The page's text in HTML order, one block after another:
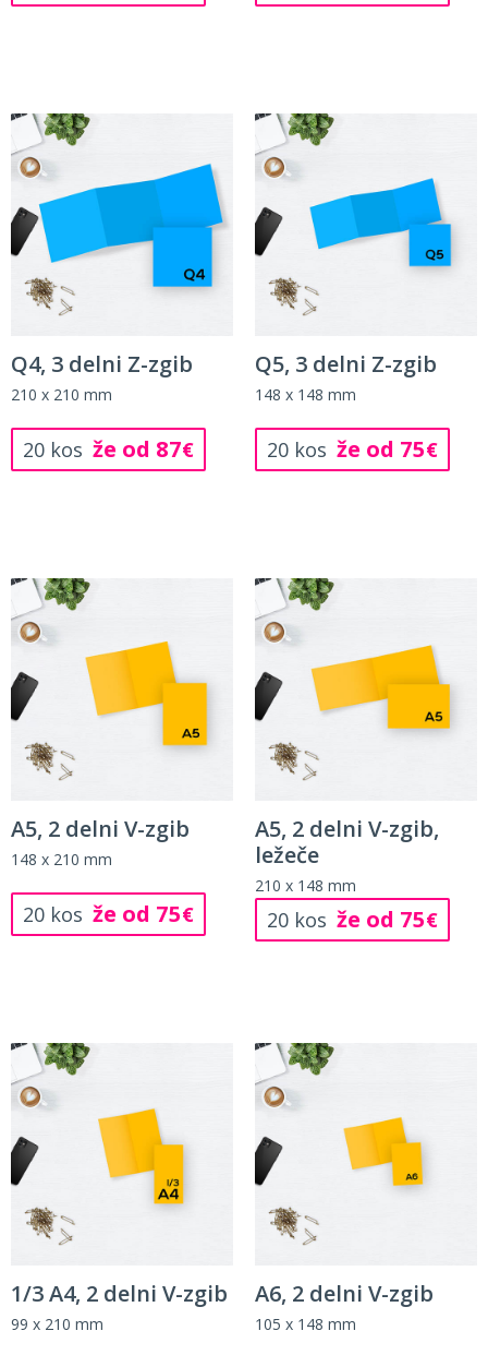
Q4, 3 delni Z-zgib
210 x 210 mm
20 kos že od 87€
Q5, 3 delni Z-zgib
148 x 148 mm
20 kos že od 75€
A5, 2 delni V-zgib
148 x 210 mm
20 kos že od 75€
A5, 2 delni V-zgib,
ležeče
210 x 148 mm
20 kos že od 75€
1/3 A4, 2 delni V-zgib
99 x 210 mm
A6, 2 delni V-zgib
105 x 148 mm